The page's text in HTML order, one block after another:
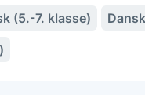
(5.-7. klasse)